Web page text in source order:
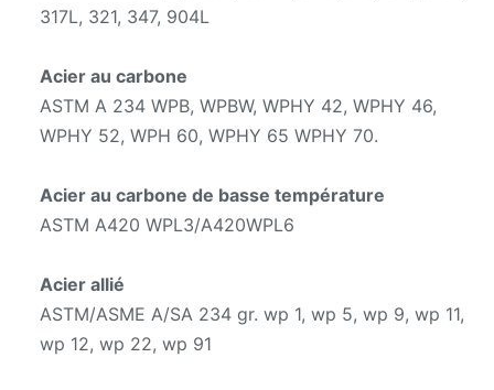
317L, 321, 347, 904L
Acier au carbone
ASTM A 234 WPB, WPBW, WPHY 42, WPHY 46,
WPHY 52, WPH 60, WPHY 65 WPHY 70.
Acier au carbone de basse température
ASTM A420 WPL3/A420WPL6
Acier allié
ASTM/ASME A/SA 234 gr. wp 1, wp 5, wp 9, wp 11,
wp 12, wp 22, wp 91